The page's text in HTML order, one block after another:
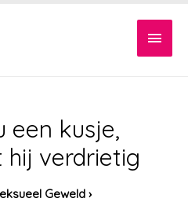
een kusje,
hij verdrietig
Geweld ›